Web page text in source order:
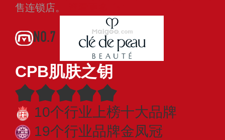
售连锁店。
NO.7
CPB肌肤之钥
10个行业上榜十大品牌
19个行业品牌金凤冠